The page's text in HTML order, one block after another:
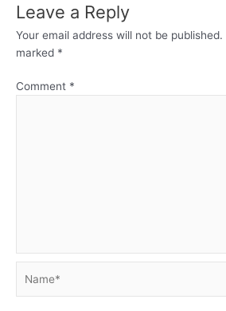
Leave a Reply
Your email address will not be published.
marked *
Comment *